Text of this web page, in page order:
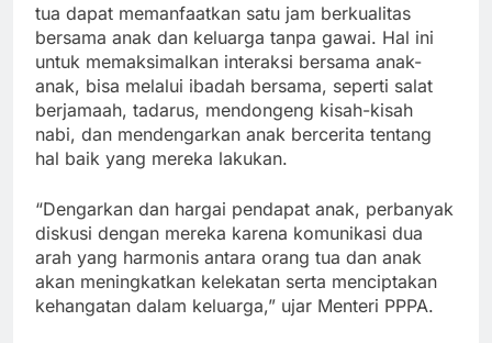
tua dapat memanfaatkan satu jam berkualitas
bersama anak dan keluarga tanpa gawai. Hal ini
untuk memaksimalkan interaksi bersama anak-
anak, bisa melalui ibadah bersama, seperti salat
berjamaah, tadarus, mendongeng kisah-kisah
nabi, dan mendengarkan anak bercerita tentang
hal baik yang mereka lakukan.
“Dengarkan dan hargai pendapat anak, perbanyak
diskusi dengan mereka karena komunikasi dua
arah yang harmonis antara orang tua dan anak
akan meningkatkan kelekatan serta menciptakan
kehangatan dalam keluarga,” ujar Menteri PPPA.